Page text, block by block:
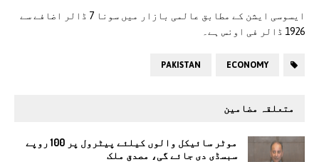
ایسوسی ایشن کے مطابق عالمی بازار میں سونا 7 ڈالر اضافے سے
1926 ڈالر فی اونس ہے۔
ECONOMY
PAKISTAN
متعلقہ مضامین
موٹر سائیکل والوں کیلئے پیٹرول پر 100 روپے
سبسڈی دی جائے گی، مصدق ملک